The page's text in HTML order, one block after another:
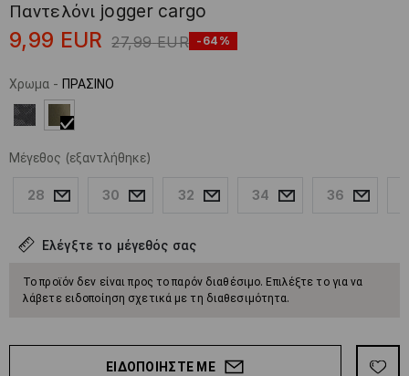
Παντελόνι jogger cargo
9,99 EUR 27,99 EUR -64%
Χρωμα - ΠΡΑΣΙΝΟ
Μέγεθος (εξαντλήθηκε)
28 30 32 34 36
Ελέγξτε το μέγεθός σας
Το προϊόν δεν είναι προς το παρόν διαθέσιμο. Επιλέξτε το για να
λάβετε ειδοποίηση σχετικά με τη διαθεσιμότητα.
ΕΙΔΟΠΟΙΉΣΤΕ ΜΕ